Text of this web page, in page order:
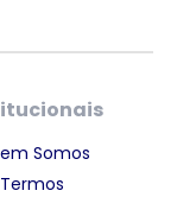
Somos
Termos